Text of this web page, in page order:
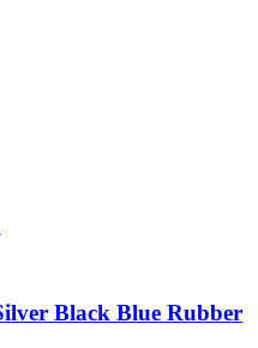
Black Blue Rubber